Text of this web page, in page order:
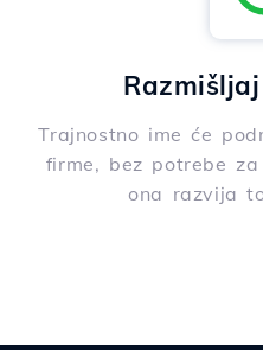
Trajnostno ime će
firme, bez potrebe
ona razvija